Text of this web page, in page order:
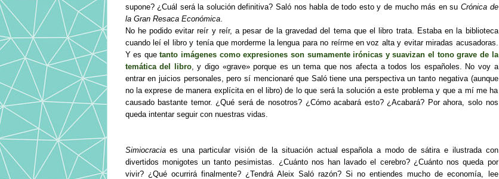
supone? ¿Cuál será la solución definitiva? Saló nos habla de todo esto y de mucho más en su Crónica de
la Gran Resaca Económica.
No he podido evitar reír y reír, a pesar de la gravedad del tema que el libro trata. Estaba en la biblioteca
cuando leí el libro y tenía que morderme la lengua para no reírme en voz alta y evitar miradas acusadoras.
Y es quetanto imágenes como expresiones son sumamente irónicas y suavizan el tono grave de la
temática del libro, y digo «grave» porque es un tema que nos afecta a todos los españoles. No voy a
entrar en juicios personales, pero sí mencionaré que Saló tiene una perspectiva un tanto negativa (aunque
no la exprese de manera explícita en el libro) de lo que será la solución a este problema y que a mí me ha
causado bastante temor. ¿Qué será de nosotros? ¿Cómo acabará esto? ¿Acabará? Por ahora, solo nos
queda intentar seguir con nuestras vidas.
Simiocraciaes una particular visión de la situación actual española a modo de sátira e ilustrada con
divertidos monigotes un tanto pesimistas. ¿Cuánto nos han lavado el cerebro? ¿Cuánto nos queda por
vivir? ¿Qué ocurrirá finalmente? ¿Tendrá Aleix Saló razón? Si no entiendes mucho de economía, lee